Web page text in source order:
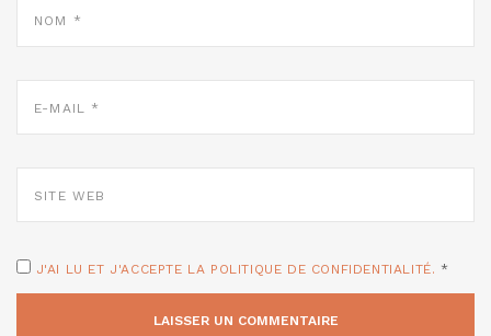
MAIL
WEB
J'AI LU ET J'ACCEPTE LA POLITIQUE DE CONFIDENTIALITÉ. *